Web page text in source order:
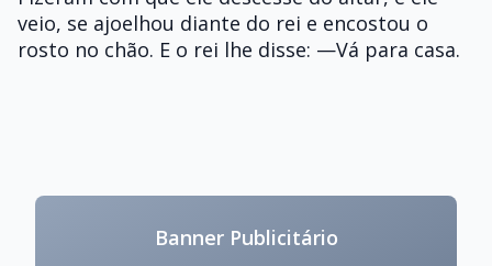
veio, se ajoelhou diante do rei e encostou o
rosto no chão. E o rei lhe disse: —Vá para casa.
Banner Publicitário